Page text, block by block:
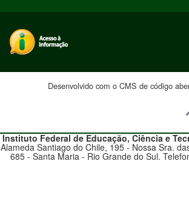
Desenvolvido com o CMS de código
Instituto Federal de Educação, Ciência e
Alameda Santiago do Chile, 195 - Nossa Sra.
685 - Santa Maria - Rio Grande do Sul.